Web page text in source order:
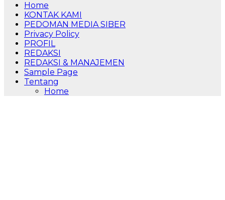
Home
KONTAK KAMI
PEDOMAN MEDIA SIBER
Privacy Policy
PROFIL
REDAKSI
REDAKSI & MANAJEMEN
Sample Page
Tentang
Home